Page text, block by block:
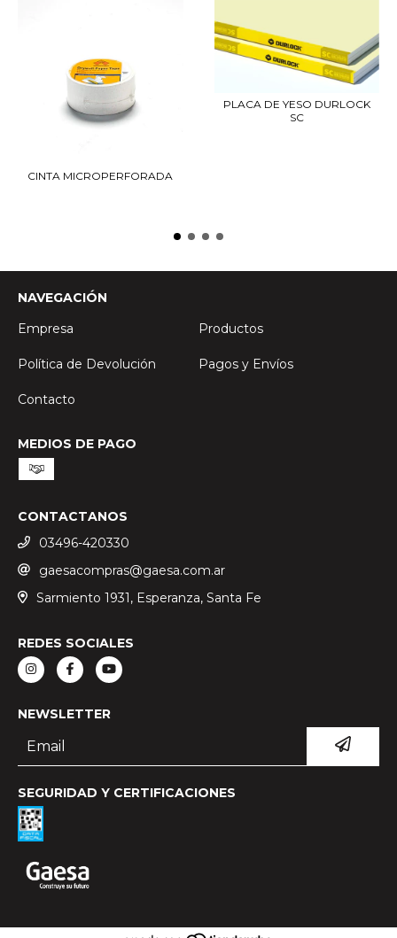
CINTA MICROPERFORADA
PLACA DE YESO DURLOCK
SC
NAVEGACIÓN
Empresa
Productos
Política de Devolución Pagos y Envíos
Contacto
MEDIOS DE PAGO
CONTACTANOS
03496-420330
gaesacompras@gaesa.com.ar
Sarmiento 1931, Esperanza, Santa Fe
REDES SOCIALES
NEWSLETTER
SEGURIDAD Y CERTIFICACIONES